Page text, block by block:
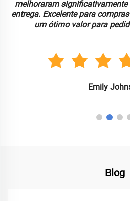
melhoraram
entrega. Excelente para
um ótimo valor para
Emily
Blog